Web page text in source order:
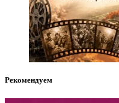
Рекомендуем